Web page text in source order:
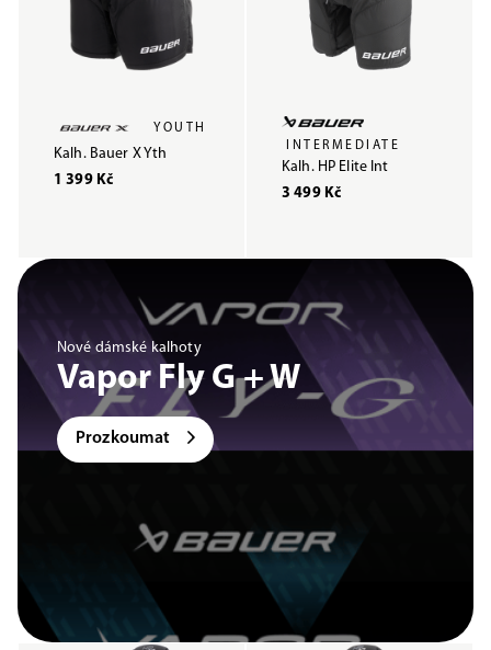
YOUTH
Kalh. Bauer X Yth
1 399 Kč
INTERMEDIATE
Kalh. HP Elite Int
3 499 Kč
Nové dámské kalhoty
Vapor Fly G + W
Prozkoumat